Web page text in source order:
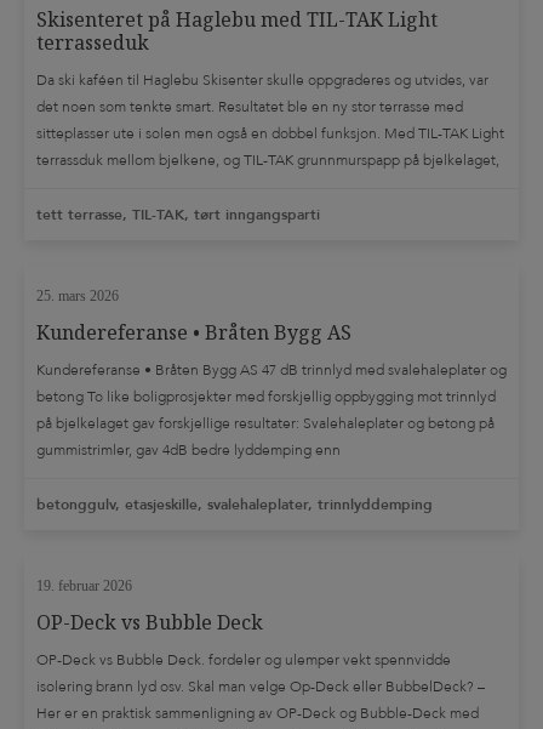
Skisenteret på Haglebu med TIL-TAK Light
terrasseduk
Da ski kaféen til Haglebu Skisenter skulle oppgraderes og utvides, var
det noen som tenkte smart. Resultatet ble en ny stor terrasse med
sitteplasser ute i solen men også en dobbel funksjon. Med TIL-TAK Light
terrassduk mellom bjelkene, og TIL-TAK grunnmurspapp på bjelkelaget,
fikk et […]
tett terrasse, TIL-TAK, tørt inngangsparti
25. mars 2026
Kundereferanse • Bråten Bygg AS
Kundereferanse • Bråten Bygg AS 47 dB trinnlyd med svalehaleplater og
betong To like boligprosjekter med forskjellig oppbygging mot trinnlyd
på bjelkelaget gav forskjellige resultater: Svalehaleplater og betong på
gummistrimler, gav 4dB bedre lyddemping enn
bo i leilighetene. Bringakerveien 1: 47 dB trinnlyd Mor Kristins vei: […]
betonggulv, etasjeskille, svalehaleplater, trinnlyddemping
19. februar 2026
OP-Deck vs Bubble Deck
OP-Deck vs Bubble Deck. fordeler og ulemper vekt spennvidde
isolering brann lyd osv. Skal man velge Op-Deck eller BubbelDeck? –
Her er en praktisk sammenligning av OP-Deck og Bubble-Deck med